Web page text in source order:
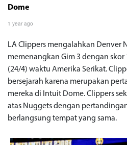
Dome
1 year ago
LA Clippers mengalahkan Denver
memenangkan Gim 3 dengan skor
(24/4) waktu Amerika Serikat.
bersejarah karena merupakan
mereka di Intuit Dome. Clippers
atas Nuggets dengan
berlangsung tempat yang sama.